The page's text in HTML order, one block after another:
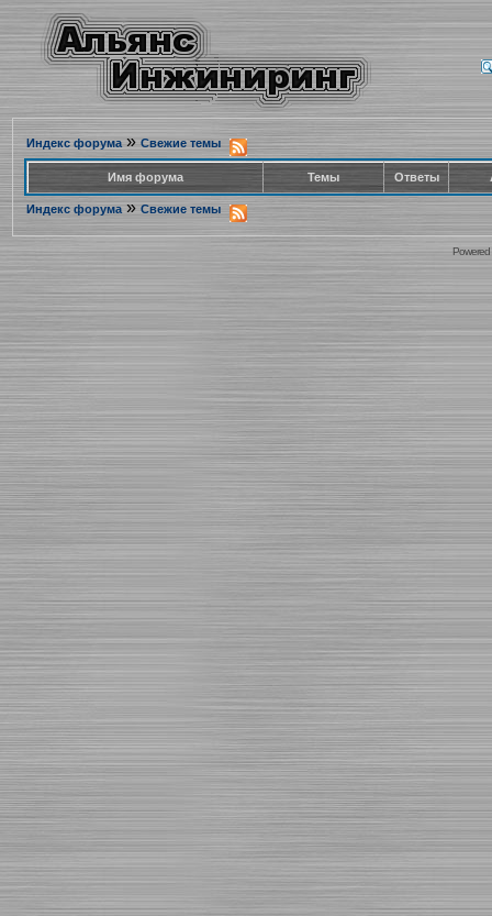
Индекс форума» Свежие темы
Имя форума Темы Ответы
Индекс форума » Свежие темы